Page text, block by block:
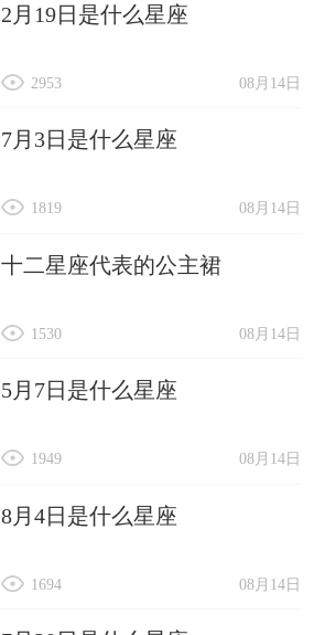
2月19日是什么星座
08月14日
2953
7月3日是什么星座
08月14日
1819
十二星座代表的公主裙
08月14日
1530
5月7日是什么星座
08月14日
1949
8月4日是什么星座
08月14日
1694